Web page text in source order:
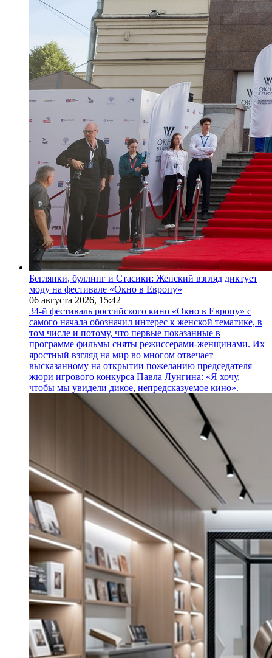
Беглянки, буллинг и Стасики: Женский взгляд диктует
моду на фестивале «Окно в Европу»
06 августа 2026, 15:42
34-й фестиваль российского кино «Окно в Европу» с
самого начала обозначил интерес к женской тематике, в
том числе и потому, что первые показанные в
программе фильмы сняты режиссерами-женщинами. Их
яростный взгляд на мир во многом отвечает
высказанному на открытии пожеланию председателя
жюри игрового конкурса Павла Лунгина: «Я хочу,
чтобы мы увидели дикое, непредсказуемое кино».